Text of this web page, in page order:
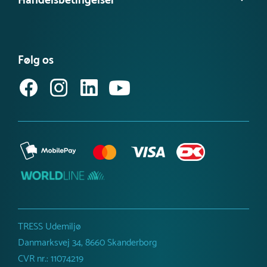
Få vores nyhedsbrev
Købsvilkår (erhverv)
Følg os
TRESS Udemiljø
Danmarksvej 34, 8660 Skanderborg
CVR nr.: 11074219